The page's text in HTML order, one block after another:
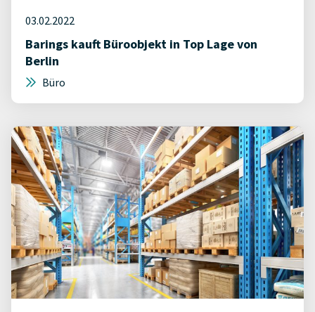
03.02.2022
Barings kauft Büroobjekt in Top Lage von
Berlin
Büro